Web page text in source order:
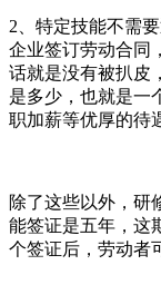
2、特定技能不需
企业签订劳动合同
话就是没有被扒皮
是多少，也就是一
职加薪等优厚的待
除了这些以外，研
能签证是五年，这
个签证后，劳动者